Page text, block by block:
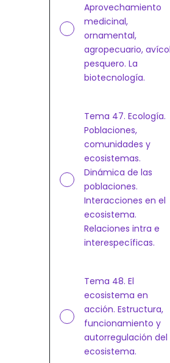
Aprovechamiento
medicinal,
ornamental,
agropecuario,
pesquero. La
biotecnología.
Tema 47. Ecología.
Poblaciones,
comunidades y
ecosistemas.
Dinámica de las
poblaciones.
Interacciones en el
ecosistema.
Relaciones intra e
interespecíficas.
Tema 48. El
ecosistema en
acción. Estructura,
funcionamiento y
autorregulación del
ecosistema.